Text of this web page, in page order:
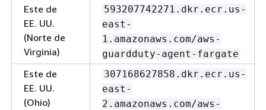
Este de
EE. UU.
(Norte de
Virginia)
593207742271.dkr.ecr.us-
east-
1.amazonaws.com/aws-
guardduty-agent-fargate
Este de
EE. UU.
(Ohio)
307168627858.dkr.ecr.us-
east-
2.amazonaws.com/aws-